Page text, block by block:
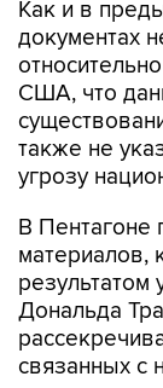
США, что
также не
угрозу
В Пентагоне
Дональда
связанных с
явлениями, в